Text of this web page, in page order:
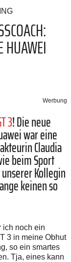
HUAWEI
Werbung
3! Die neue
war eine
Claudia
beim Sport
Kollegin
keinen so
ich noch ein
3 in meine Obhut
so ein smartes
Tja, eines kann